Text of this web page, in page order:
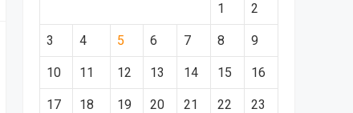
1 2
3 4 5 6 7 8 9
10 11 12 13 14 15 16
17 18 19 20 21 22 23